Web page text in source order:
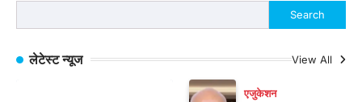
Search
लेटेस्ट न्यूज View All
एजुकेशन